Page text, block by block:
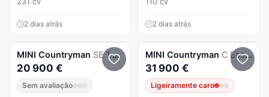
2 dias atrás 2 dias atrás
MINI Countryman SE 1.5 Plug-In Hybrid All I.V.A DEDUTIVEL
20 900 €
Sem avaliação
MINI Countryman C Essential XS
31 900 €
Ligeiramente caro